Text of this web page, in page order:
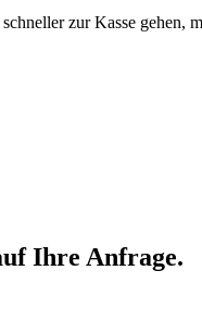
zur Kasse gehen,
Ihre Anfrage.